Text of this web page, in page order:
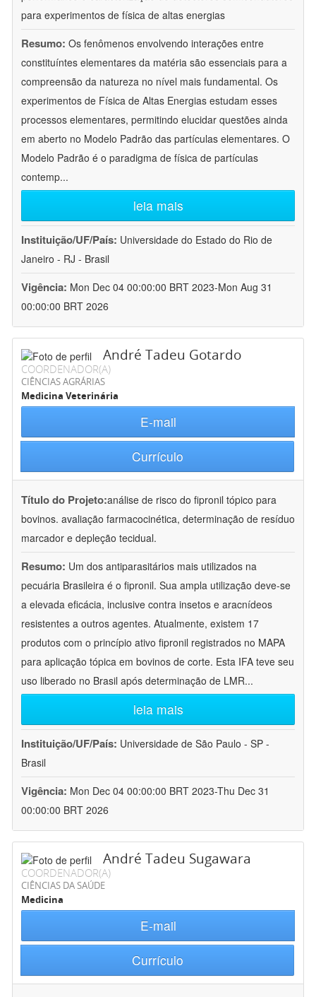
para experimentos de física de altas energias
Resumo: Os fenômenos envolvendo interações entre
constituíntes elementares da matéria são essenciais para a
compreensão da natureza no nível mais fundamental. Os
experimentos de Física de Altas Energias estudam esses
processos elementares, permitindo elucidar questões ainda
em aberto no Modelo Padrão das partículas elementares. O
Modelo Padrão é o paradigma de física de partículas
contemp...
leia mais
Instituição/UF/País: Universidade do Estado do Rio de
Janeiro - RJ - Brasil
Vigência: Mon Dec 04 00:00:00 BRT 2023-Mon Aug 31
00:00:00 BRT 2026
André Tadeu Gotardo
COORDENADOR(A)
CIÊNCIAS AGRÁRIAS
Medicina Veterinária
E-mail
Currículo
Título do Projeto:análise de risco do fipronil tópico para
bovinos. avaliação farmacocinética, determinação de resíduo
marcador e depleção tecidual.
Resumo: Um dos antiparasitários mais utilizados na
pecuária Brasileira é o fipronil. Sua ampla utilização deve-se
a elevada eficácia, inclusive contra insetos e aracnídeos
resistentes a outros agentes. Atualmente, existem 17
produtos com o princípio ativo fipronil registrados no MAPA
para aplicação tópica em bovinos de corte. Esta IFA teve seu
uso liberado no Brasil após determinação de LMR...
leia mais
Instituição/UF/País: Universidade de São Paulo - SP -
Brasil
Vigência: Mon Dec 04 00:00:00 BRT 2023-Thu Dec 31
00:00:00 BRT 2026
André Tadeu Sugawara
COORDENADOR(A)
CIÊNCIAS DA SAÚDE
Medicina
E-mail
Currículo